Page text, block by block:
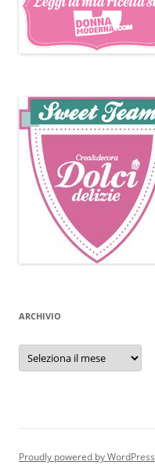
ARCHIVIO
Archivio
Proudly powered by WordPress